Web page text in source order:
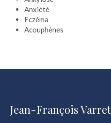
Anxiété
Eczéma
Acouphènes
Jean-François Varret